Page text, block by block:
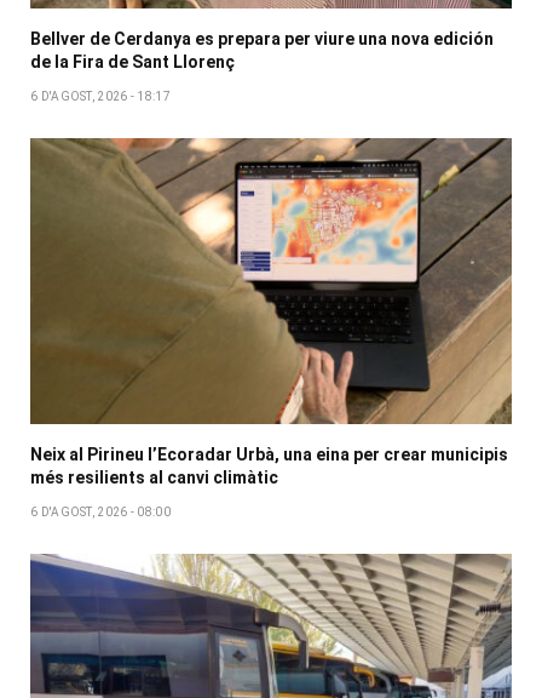
Bellver de Cerdanya es prepara per viure una nova edición
de la Fira de Sant Llorenç
6 D'AGOST, 2026 - 18:17
Neix al Pirineu l’Ecoradar Urbà, una eina per crear municipis
més resilients al canvi climàtic
6 D'AGOST, 2026 - 08:00